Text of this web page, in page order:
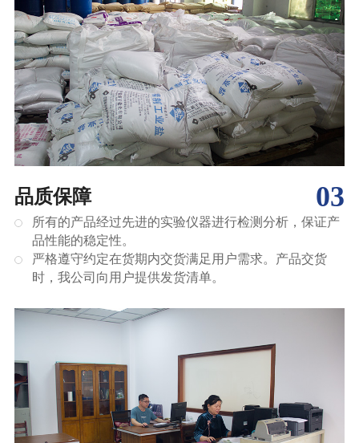
03
品质保障
所有的产品经过先进的实验仪器进行检测分析，保证产
品性能的稳定性。
严格遵守约定在货期内交货满足用户需求。产品交货
时，我公司向用户提供发货清单。